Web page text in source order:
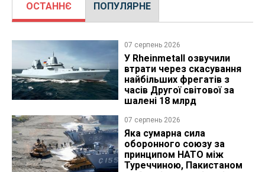
ОСТАННЄ ПОПУЛЯРНЕ
07 серпень 2026
У Rheinmetall озвучили
втрати через скасування
найбільших фрегатів з
часів Другої світової за
шалені 18 млрд
07 серпень 2026
Яка сумарна сила
оборонного союзу за
принципом НАТО між
Туреччиною, Пакистаном